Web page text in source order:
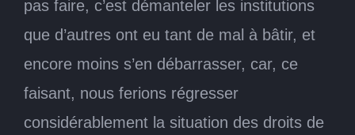
pas faire, c’est démanteler les institutions
que d’autres ont eu tant de mal à bâtir, et
encore moins s’en débarrasser, car, ce
faisant, nous ferions régresser
considérablement la situation des droits de